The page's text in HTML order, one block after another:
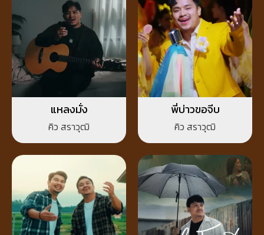
แหลงมั่ง
คิว สราวุฒิ
พี่บ่าวขอจีบ
คิว สราวุฒิ